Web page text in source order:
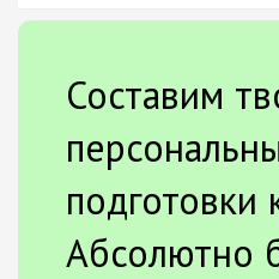
Составим
подготовки
Абсолютно